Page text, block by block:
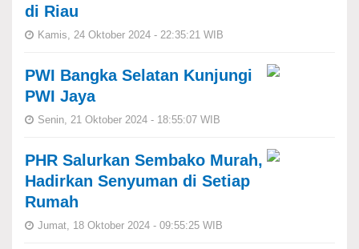
di Riau
Kamis, 24 Oktober 2024 - 22:35:21 WIB
PWI Bangka Selatan Kunjungi
PWI Jaya
Senin, 21 Oktober 2024 - 18:55:07 WIB
PHR Salurkan Sembako Murah,
Hadirkan Senyuman di Setiap
Rumah
Jumat, 18 Oktober 2024 - 09:55:25 WIB